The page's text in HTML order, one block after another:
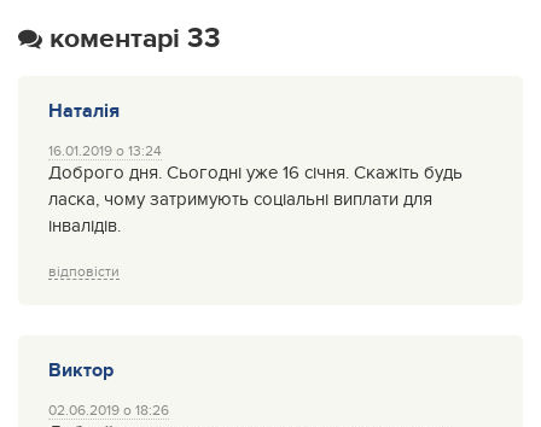
коментарі 33
Наталія
16.01.2019 о 13:24
Доброго дня. Сьогодні уже 16 січня. Скажіть будь
ласка, чому затримують соціальні виплати для
інвалідів.
відповісти
Виктор
02.06.2019 о 18:26